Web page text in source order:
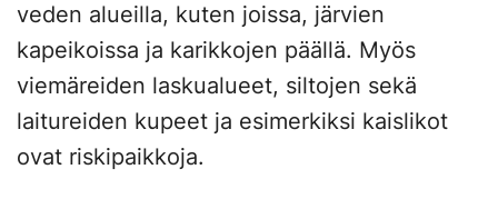
veden alueilla, kuten joissa, järvien
kapeikoissa ja karikkojen päällä. Myös
viemäreiden laskualueet, siltojen sekä
laitureiden kupeet ja esimerkiksi kaislikot
ovat riskipaikkoja.